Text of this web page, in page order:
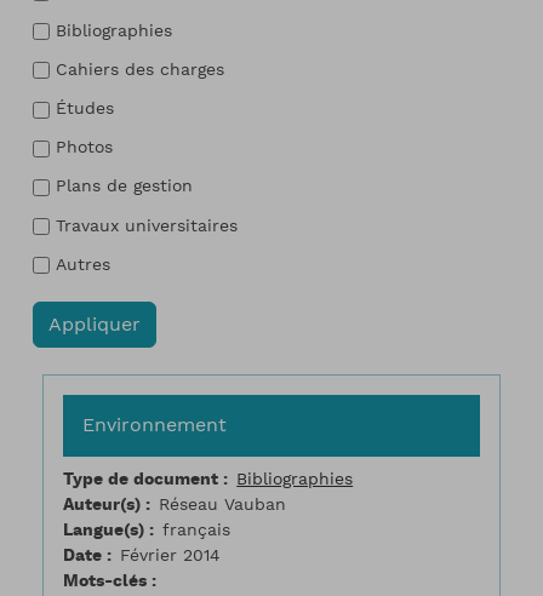
Bibliographies
Cahiers des charges
Études
Photos
Plans de gestion
Travaux universitaires
Autres
Environnement
Type de document
Bibliographies
Auteur(s)
Réseau Vauban
Langue(s)
français
Date
Février 2014
Mots-clés